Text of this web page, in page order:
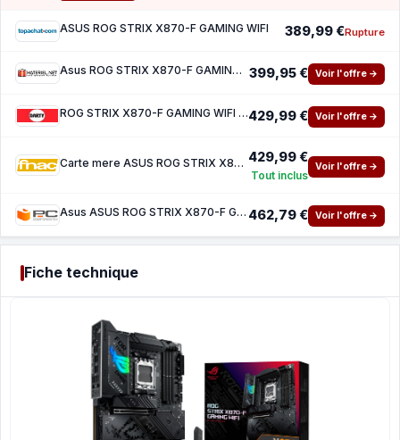
ASUS ROG STRIX X870-F GAMING WIFI 389,99 €Rupture
Asus ROG STRIX X870-F GAMING WIFI 399,95 € Voir l'offre →
ROG STRIX X870-F GAMING WIFI ATX Socket AM5 Chipset AMD X870429,99 € Voir l'offre →
Carte mere ASUS ROG STRIX X870-F GAMING WIFI ATX Socket AM5 Chipset AMD X870 429,99 €
Tout inclus
Voir l'offre →
Asus ASUS ROG STRIX X870-F GAMING WI-FI 462,79 € Voir l'offre →
Fiche technique